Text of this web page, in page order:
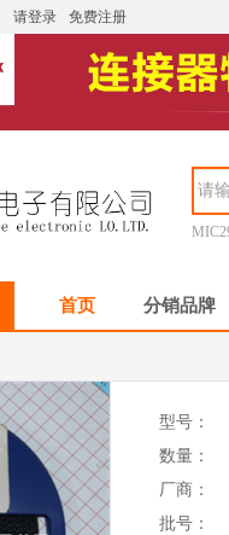
请登录 免费注册
首页 分销品牌
型号：
数量：
厂商：
批号：